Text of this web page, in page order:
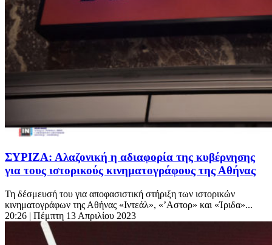
ΣΥΡΙΖΑ: Αλαζονική η αδιαφορία της κυβέρνησης
για τους ιστορικούς κινηματογράφους της Αθήνας
Τη δέσμευσή του για αποφασιστική στήριξη των ιστορικών
κινηματογράφων της Αθήνας «Ιντεάλ», «’Αστορ» και «Ίριδα»...
20:26 | Πέμπτη 13 Απριλίου 2023